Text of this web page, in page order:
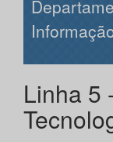
Linha 5